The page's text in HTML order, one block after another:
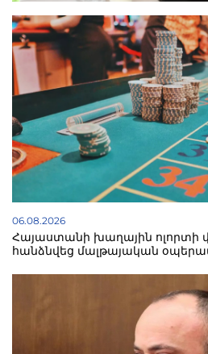
06.08.2026
Հայաստանի խաղային ոլորտի
հանձնվեց մալթայական